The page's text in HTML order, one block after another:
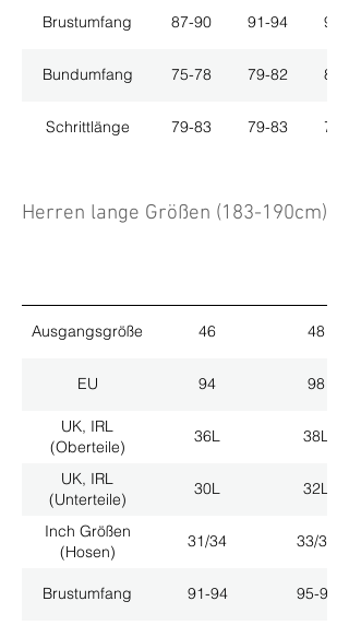
Brustumfang 87-90 91-94 95-
Bundumfang 75-78 79-82 83-
Schrittlänge 79-83 79-83 79-
Herren lange Größen (183-190cm)
Ausgangsgröße 46 48
EU 94 98
UK, IRL
(Oberteile)
36L 38L
UK, IRL
(Unterteile)
30L 32L
Inch Größen
(Hosen)
31/34 33/34
Brustumfang 91-94 95-98